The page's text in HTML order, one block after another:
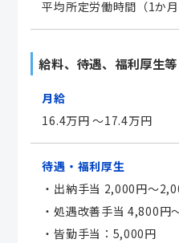
平均所定労働時間（1か
給料、待遇、福利厚生等
月給
16.4万円 ～17.4万円
待遇・福利厚生
・出納手当 2,000円〜
・処遇改善手当 4,800円
・皆勤手当：5,000円